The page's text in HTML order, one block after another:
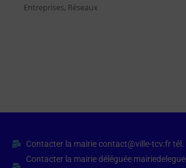
Entreprises, Réseaux
Contacter la mairie contact@ville-tcv.fr
Contacter la mairie déléguée